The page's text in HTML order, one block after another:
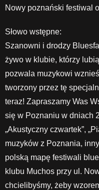
Nowy poznański festiwal
Słowo wstępne:
Szanowni i drodzy
żywo w klubie, którzy
pozwala muzykowi
tworzony przez tę
teraz! Zapraszamy Was
się w Poznaniu w dniach
„Akustyczny czwartek”,
muzyków z Poznania,
polską mapę festiwali
klubu Muchos przy ul.
chcielibyśmy, żeby